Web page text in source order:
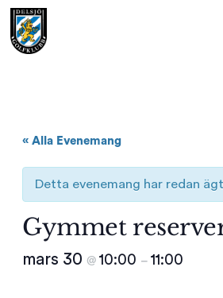
« Alla Evenemang
Detta evenemang har redan
Gymmet
mars 30 @ 10:00 – 11:00